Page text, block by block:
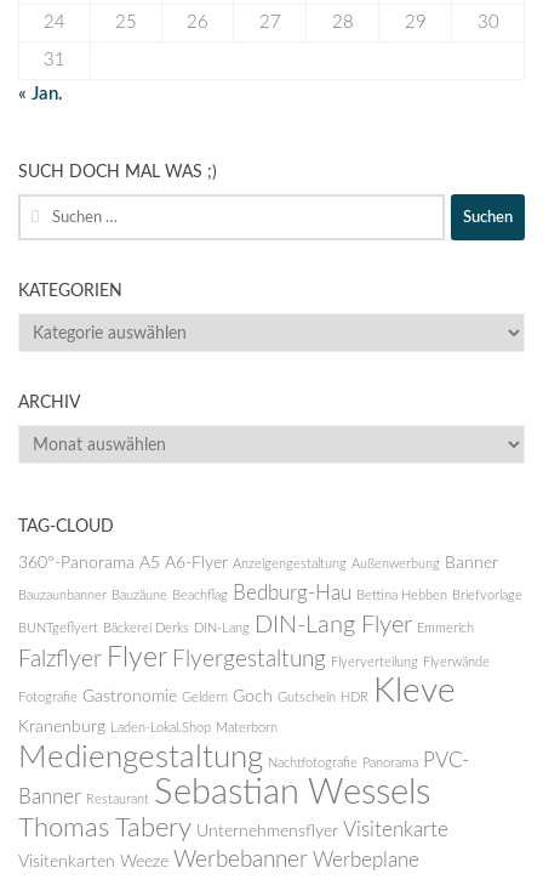
24 25 26 27 28 29 30
31
« Jan.
SUCH DOCH MAL WAS ;)
Suche
nach:
KATEGORIEN
KATEGORIEN
ARCHIV
ARCHIV
TAG-CLOUD
360°-Panorama A5 A6-Flyer Anzeigengestaltung Außenwerbung Banner
Bauzaunbanner Bauzäune Beachflag Bedburg-Hau Bettina Hebben Briefvorlage
BUNTgeflyert Bäckerei Derks DIN-Lang DIN-Lang Flyer Emmerich
Falzflyer Flyer Flyergestaltung Flyerverteilung Flyerwände
Fotografie Gastronomie Geldern Goch Gutschein HDR Kleve
Kranenburg Laden-Lokal.Shop Materborn
Mediengestaltung Nachtfotografie Panorama PVC-
Banner Restaurant Sebastian Wessels
Thomas Tabery Unternehmensflyer Visitenkarte
Visitenkarten Weeze Werbebanner Werbeplane